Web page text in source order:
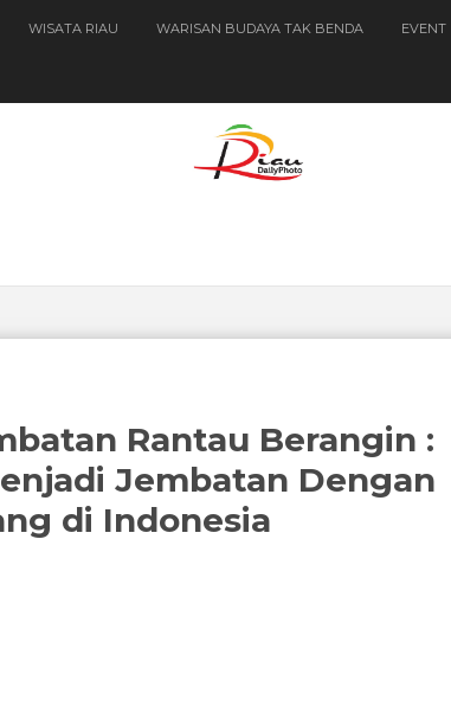
WISATA RIAU WARISAN BUDAYA TAK BENDA EVENT
Rantau Berangin :
Jembatan Dengan
di Indonesia